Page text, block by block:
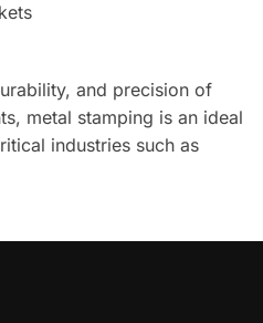
and precision of
metal stamping is an ideal
industries such as